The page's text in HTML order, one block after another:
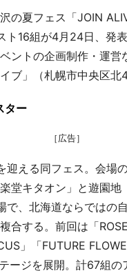
の夏フェス「JOIN
ト16組が4月24日、発
ントの企画制作・運営
ブ」（札幌市中央区北4
ター
［広告］
える同フェス。会場
堂キタオン」と遊園地
で、北海道ならではの
合する。前回は「ROSE
」「FUTURE
ージを展開。計67組の